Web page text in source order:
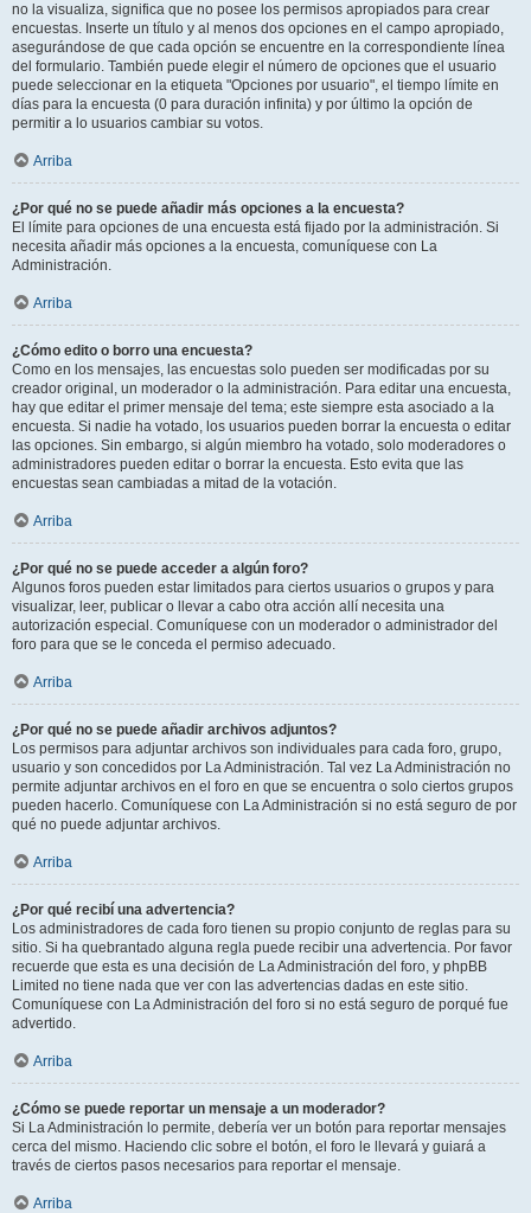
no la visualiza, significa que no posee los permisos apropiados para crear
encuestas. Inserte un título y al menos dos opciones en el campo apropiado,
asegurándose de que cada opción se encuentre en la correspondiente línea
del formulario. También puede elegir el número de opciones que el usuario
puede seleccionar en la etiqueta "Opciones por usuario", el tiempo límite en
días para la encuesta (0 para duración infinita) y por último la opción de
permitir a lo usuarios cambiar su votos.
Arriba
¿Por qué no se puede añadir más opciones a la encuesta?
El límite para opciones de una encuesta está fijado por la administración. Si
necesita añadir más opciones a la encuesta, comuníquese con La
Administración.
Arriba
¿Cómo edito o borro una encuesta?
Como en los mensajes, las encuestas solo pueden ser modificadas por su
creador original, un moderador o la administración. Para editar una encuesta,
hay que editar el primer mensaje del tema; este siempre esta asociado a la
encuesta. Si nadie ha votado, los usuarios pueden borrar la encuesta o editar
las opciones. Sin embargo, si algún miembro ha votado, solo moderadores o
administradores pueden editar o borrar la encuesta. Esto evita que las
encuestas sean cambiadas a mitad de la votación.
Arriba
¿Por qué no se puede acceder a algún foro?
Algunos foros pueden estar limitados para ciertos usuarios o grupos y para
visualizar, leer, publicar o llevar a cabo otra acción allí necesita una
autorización especial. Comuníquese con un moderador o administrador del
foro para que se le conceda el permiso adecuado.
Arriba
¿Por qué no se puede añadir archivos adjuntos?
Los permisos para adjuntar archivos son individuales para cada foro, grupo,
usuario y son concedidos por La Administración. Tal vez La Administración no
permite adjuntar archivos en el foro en que se encuentra o solo ciertos grupos
pueden hacerlo. Comuníquese con La Administración si no está seguro de por
qué no puede adjuntar archivos.
Arriba
¿Por qué recibí una advertencia?
Los administradores de cada foro tienen su propio conjunto de reglas para su
sitio. Si ha quebrantado alguna regla puede recibir una advertencia. Por favor
recuerde que esta es una decisión de La Administración del foro, y phpBB
Limited no tiene nada que ver con las advertencias dadas en este sitio.
Comuníquese con La Administración del foro si no está seguro de porqué fue
advertido.
Arriba
¿Cómo se puede reportar un mensaje a un moderador?
Si La Administración lo permite, debería ver un botón para reportar mensajes
cerca del mismo. Haciendo clic sobre el botón, el foro le llevará y guiará a
través de ciertos pasos necesarios para reportar el mensaje.
Arriba